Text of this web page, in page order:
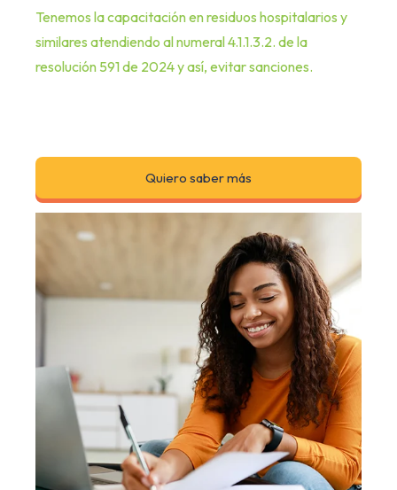
Tenemos la capacitación en residuos hospitalarios y
similares atendiendo al numeral 4.1.1.3.2. de la
resolución 591 de 2024 y así, evitar sanciones.
Quiero saber más